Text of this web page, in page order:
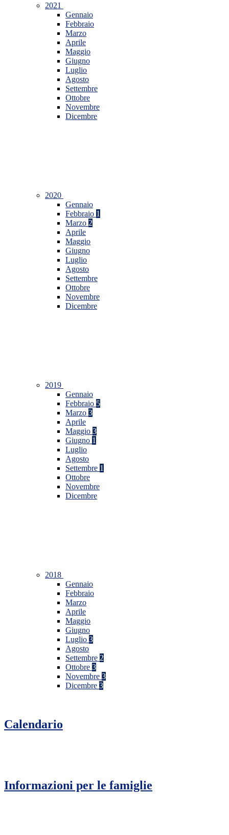
2021
Gennaio
Febbraio
Marzo
Aprile
Maggio
Giugno
Luglio
Agosto
Settembre
Ottobre
Novembre
Dicembre
2020
Gennaio
Febbraio 1
Marzo 2
Aprile
Maggio
Giugno
Luglio
Agosto
Settembre
Ottobre
Novembre
Dicembre
2019
Gennaio
Febbraio 5
Marzo 3
Aprile
Maggio 3
Giugno 1
Luglio
Agosto
Settembre 1
Ottobre
Novembre
Dicembre
2018
Gennaio
Febbraio
Marzo
Aprile
Maggio
Giugno
Luglio 3
Agosto
Settembre 2
Ottobre 3
Novembre 3
Dicembre 3
Calendario
Informazioni per le famiglie